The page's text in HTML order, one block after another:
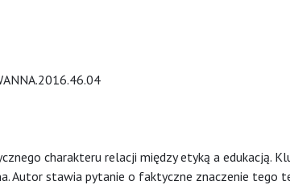
charakteru relacji między etyką a edukacją.
Autor stawia pytanie o faktyczne znaczenie tego